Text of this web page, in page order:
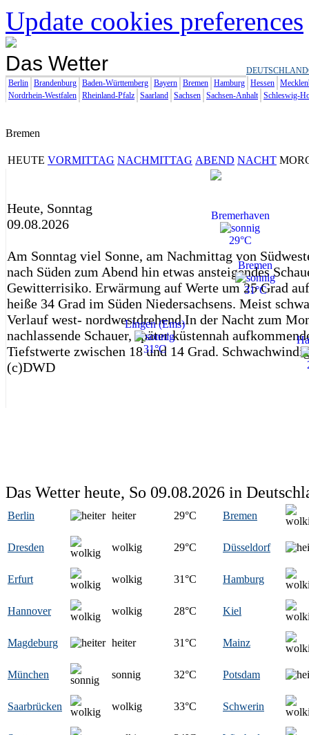
Update cookies preferences
Das Wetter DEUTSCHLAND
Berlin Brandenburg Baden-Württemberg Bayern Bremen Hamburg Hessen
Nordrhein-Westfalen Rheinland-Pfalz Saarland Sachsen Sachsen-Anhalt Schleswig-
Bremen
HEUTE VORMITTAG NACHMITTAG ABEND NACHT
Bremerhaven
29°C
Bremen
31°C
Lingen (Ems)
31°C
Heute, Sonntag
09.08.2026
Am Sonntag viel Sonne, am Nachmittag von
nach Süden zum Abend hin etwas ansteigendes
Gewitterrisiko. Erwärmung auf Werte um 25 Grad
heiße 34 Grad im Süden Niedersachsens. Meist
Verlauf west- nordwestdrehend.In der Nacht zum
nachlassende Schauer, später küstennah
Tiefstwerte zwischen 18 und 14 Grad.
(c)DWD
Das Wetter heute, So 09.08.2026 in
Berlin heiter 29°C Bremen
Dresden wolkig 29°C Düsseldorf
Erfurt wolkig 31°C Hamburg
Hannover wolkig 28°C Kiel
Magdeburg heiter 31°C Mainz
München sonnig 32°C Potsdam
Saarbrücken wolkig 33°C Schwerin